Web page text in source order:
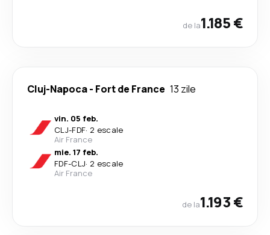
de la1.185 €
Cluj-Napoca- Fort de France 13 zile
vin. 05 feb.
CLJ-FDF· 2 escale
Air France
mie. 17 feb.
FDF-CLJ· 2 escale
Air France
de la1.193 €